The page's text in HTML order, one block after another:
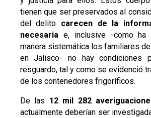
tienen que ser preservados al
del delito carecen de la
necesaria e, inclusive -como ha
manera sistemática los familiares
en Jalisco- no hay condiciones
resguardo, tal y como se evidenció
de los contenedores frigoríficos.
De las 12 mil 282
actualmente deberían ser